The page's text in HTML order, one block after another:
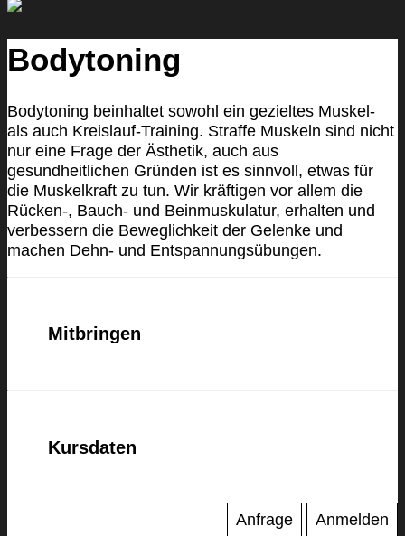
Bodytoning
Bodytoning beinhaltet sowohl ein gezieltes Muskel-
als auch Kreislauf-Training. Straffe Muskeln sind nicht
nur eine Frage der Ästhetik, auch aus
gesundheitlichen Gründen ist es sinnvoll, etwas für
die Muskelkraft zu tun. Wir kräftigen vor allem die
Rücken-, Bauch- und Beinmuskulatur, erhalten und
verbessern die Beweglichkeit der Gelenke und
machen Dehn- und Entspannungsübungen.
Mitbringen
Kursdaten
Anfrage Anmelden